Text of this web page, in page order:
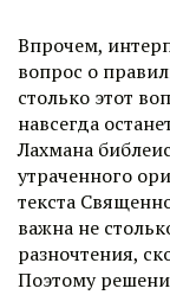
Впрочем,
вопрос о
столько этот
навсегда
Лахмана
утраченного
текста
важна не
разночтения,
Поэтому